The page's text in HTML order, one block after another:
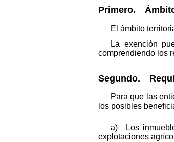
Primero.
El ámbito
La exención
comprendiendo los
Segundo.
Para que las
los posibles
a) Los
explotaciones